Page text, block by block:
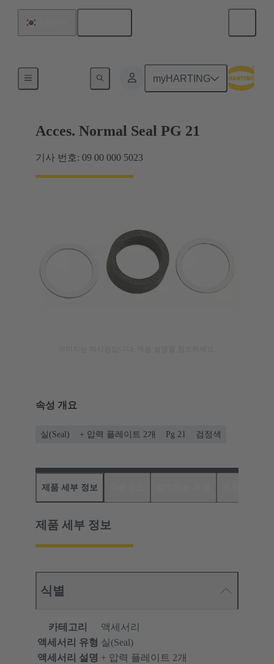
myHARTING
케이블 글랜드
Acces. Normal Seal PG 21
기사 번호: 09 00 000 5023
속성 개요
실(Seal) + 압력 플레이트 2개 Pg 21 검정색
제품 세부 정보
제품 세부 정보
식별
카테고리
액세서리
액세서리 유형 실(Seal)
액세서리 설명 + 압력 플레이트 2개